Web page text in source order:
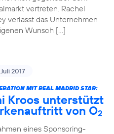
vertreten. Rachel
verlässt das Unternehmen
Wunsch […]
2017
MIT REAL MADRID STAR:
Kroos unterstützt
von O2
eines Sponsoring-